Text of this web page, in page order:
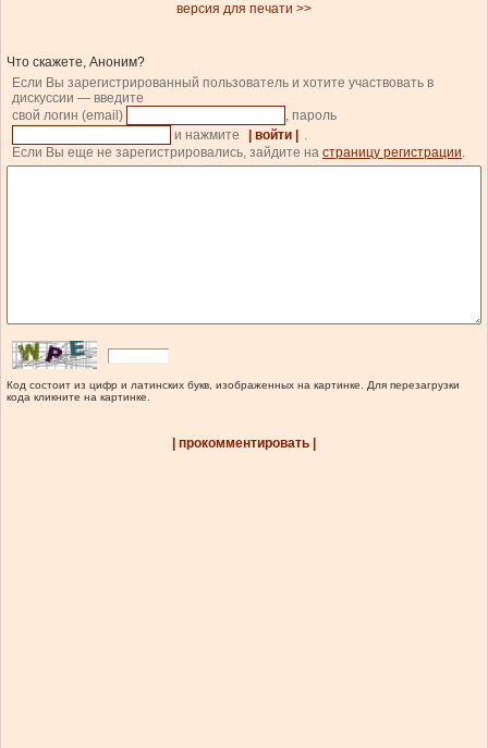
версия для печати >>
Что скажете, Аноним?
Если Вы зарегистрированный пользователь и хотите участвовать в
дискуссии — введите
свой логин (email)
, пароль
и нажмите
| войти |
.
Если Вы еще не зарегистрировались, зайдите на страницу регистрации.
Код состоит из цифр и латинских букв, изображенных на картинке. Для перезагрузки
кода кликните на картинке.
| прокомментировать |